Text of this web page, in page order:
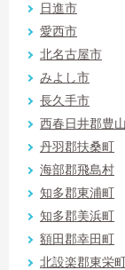
日進市
愛西市
北名古屋市
みよし市
長久手市
西春日井郡豊
丹羽郡扶桑町
海部郡飛島村
知多郡東浦町
知多郡美浜町
額田郡幸田町
北設楽郡東栄